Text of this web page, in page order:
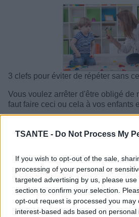
TSANTE - Do Not Process My
If you wish to opt-out of the sale,
processing of your personal or
targeted advertising by us, please
section to confirm your selection.
opt-out request is processed you may
interest-based ads based on
3 clefs pour éviter de répéter sans
Vous voulez arrêter d'être obligé de
faut faire ceci ou cela à vos enfants